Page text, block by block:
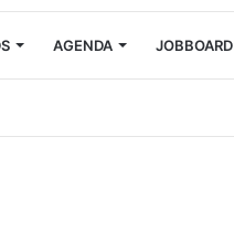
AGENDA JOBBOARD